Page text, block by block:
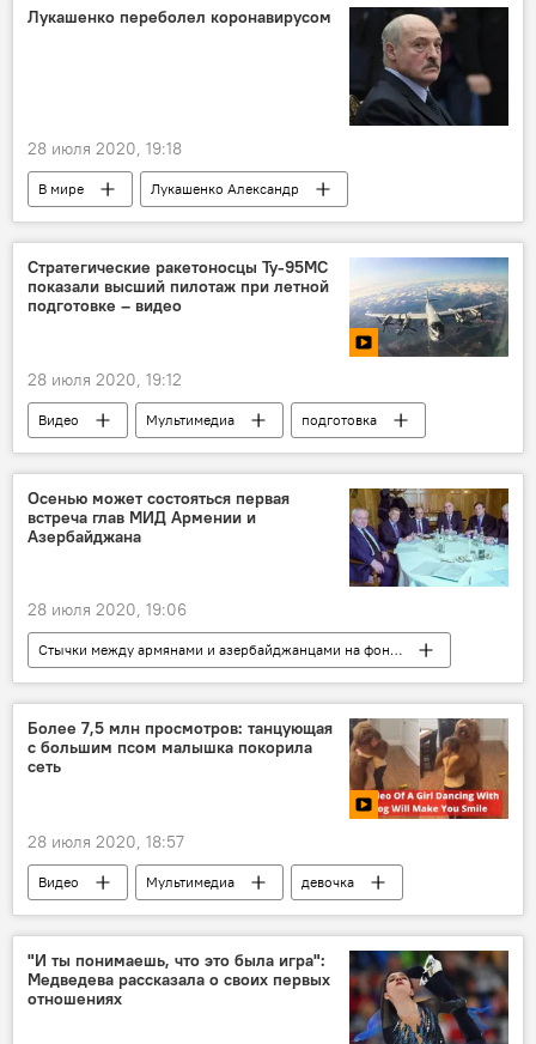
Лукашенко переболел коронавирусом
28 июля 2020, 19:18
В мире
Лукашенко Александр
коронавирус
Коронавирус в Армении
Стратегические ракетоносцы Ту-95МС
показали высший пилотаж при летной
подготовке – видео
28 июля 2020, 19:12
Видео Мультимедиа
подготовка
Полет
Осенью может состояться первая
встреча глав МИД Армении и
Азербайджана
28 июля 2020, 19:06
Стычки между армянами и азербайджанцами на фоне эскалации ситуации на границе
Политика
Армения
Россия
В мире
министры
Азербайджан
МГ ОБСЕ
Более 7,5 млн просмотров: танцующая
с большим псом малышка покорила
сеть
28 июля 2020, 18:57
Видео Мультимедиа
девочка
танец
пес
"И ты понимаешь, что это была игра":
Медведева рассказала о своих первых
отношениях